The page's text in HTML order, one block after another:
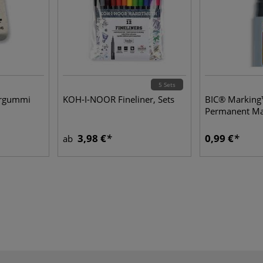
5 Sets
KOH-I-NOOR Fineliner, Sets
ab 3,98 €
BIC®
Permanent
0,99 €